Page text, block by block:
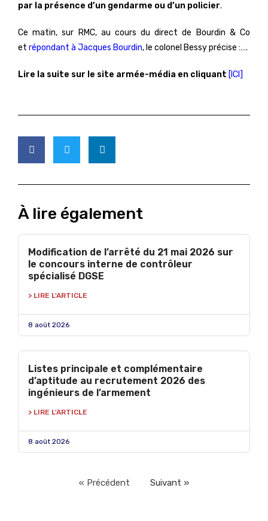
par la présence d’un gendarme ou d’un policier.
Ce matin, sur RMC, au cours du direct de Bourdin & Co
et répondant à Jacques Bourdin, le colonel Bessy précise :….
Lire la suite sur le site armée-média en cliquant [ICI]
À lire également
Modification de l’arrêté du 21 mai 2026 sur
le concours interne de contrôleur
spécialisé DGSE
> LIRE L'ARTICLE
8 août 2026
Listes principale et complémentaire
d’aptitude au recrutement 2026 des
ingénieurs de l’armement
> LIRE L'ARTICLE
8 août 2026
« Précédent Suivant »